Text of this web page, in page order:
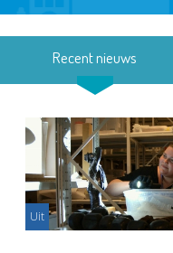
Recent nieuws
Uit